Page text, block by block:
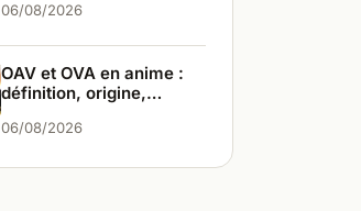
06/08/2026
OAV et OVA en anime :
définition, origine,
06/08/2026